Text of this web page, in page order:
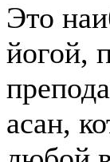
Это
йогой,
асан,